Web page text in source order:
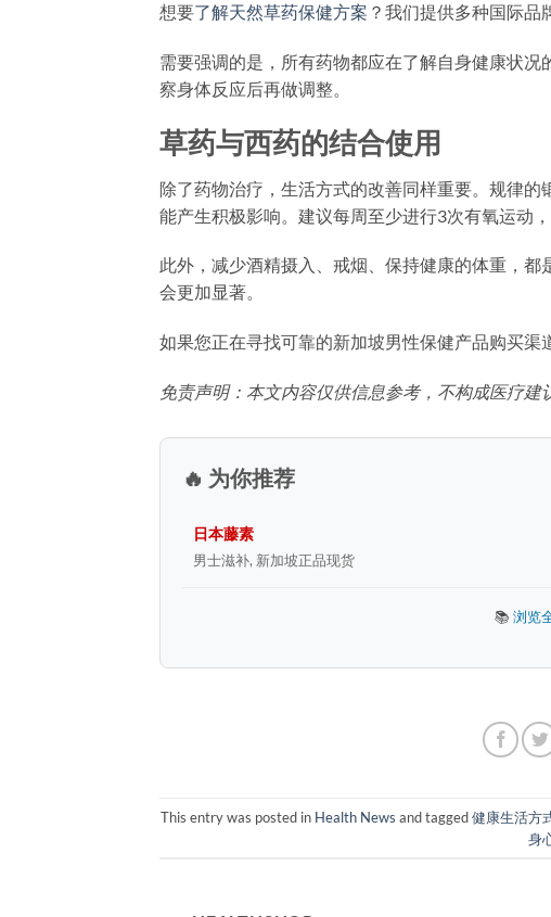
想要了解天然草药保健方案 ？我们提供多种国际品
需要强调的是，所有药物都应在了解自身健康状
察身体反应后再做调整。
草药与西药的结合使用
除了药物治疗，生活方式的改善同样重要。规律
能产生积极影响。建议每周至少进行3次有氧运动
此外，减少酒精摄入、戒烟、保持健康的体重，
会更加显著。
如果您正在寻找可靠的新加坡男性保健产品购买渠
免责声明：本文内容仅供信息参考，不构成医疗建
🔥 为你推荐
日本藤素
男士滋补, 新加坡正品现货
📚 浏览
This entry was posted in Health News and tagged健康生活方
身